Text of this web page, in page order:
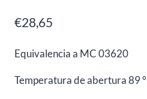
€28,65
Equivalencia a MC 03620
Temperatura de abertura89